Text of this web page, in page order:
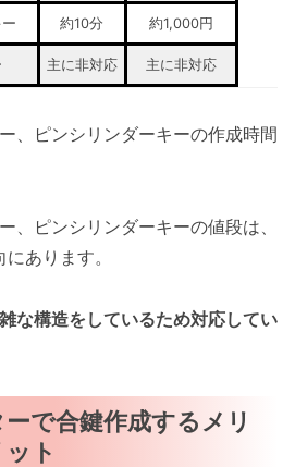
約10分 約1,000円
主に非対応 主に非対応
、ピンシリンダーキーの作成時間
、ピンシリンダーキーの値段は、
あります。
な構造をしているため対応してい
で合鍵作成するメリ
ト